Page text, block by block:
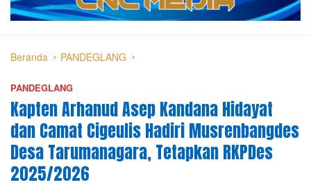
Beranda PANDEGLANG
PANDEGLANG
Kapten Arhanud Asep Kandana Hidayat
dan Camat Cigeulis Hadiri Musrenbangdes
Desa Tarumanagara, Tetapkan RKPDes
2025/2026